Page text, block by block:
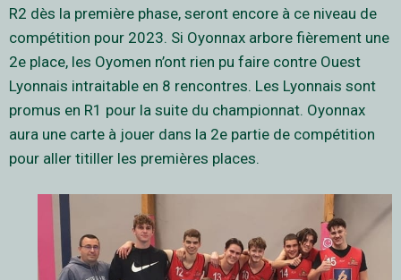
R2 dès la première phase, seront encore à ce niveau de
compétition pour 2023. Si Oyonnax arbore fièrement une
2e place, les Oyomen n’ont rien pu faire contre Ouest
Lyonnais intraitable en 8 rencontres. Les Lyonnais sont
promus en R1 pour la suite du championnat. Oyonnax
aura une carte à jouer dans la 2e partie de compétition
pour aller titiller les premières places.